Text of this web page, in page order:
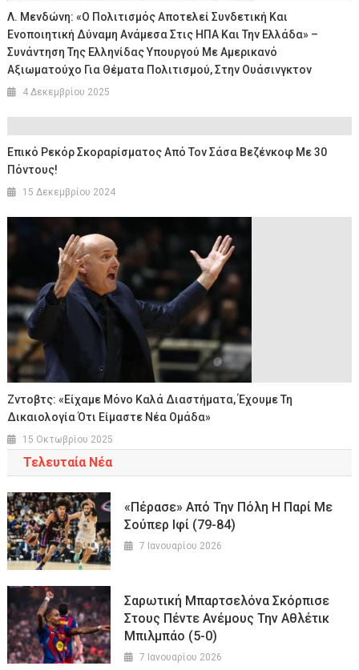
Λ. Μενδώνη: «Ο Πολιτισμός Αποτελεί Συνδετική Και
Ενοποιητική Δύναμη Ανάμεσα Στις ΗΠΑ Και Την Ελλάδα» –
Συνάντηση Της Ελληνίδας Υπουργού Με Αμερικανό
Αξιωματούχο Για Θέματα Πολιτισμού, Στην Ουάσινγκτον
4 Δεκεμβρίου 2025
Επικό Ρεκόρ Σκοραρίσματος Από Τον Σάσα Bεζένκοφ Με 30
Πόντους!
15 Δεκεμβρίου 2024
Ζντοβτς: «Είχαμε Μόνο Καλά Διαστήματα, Έχουμε Τη
Δικαιολογία Ότι Είμαστε Νέα Ομάδα»
15 Οκτωβρίου 2025
Τελευταία Νέα
«Πέρασε» Από Την Πόλη Η Παρί Με
Σούπερ Ιφί (79-84)
7 Ιανουαρίου 2026
Σαρωτική Μπαρτσελόνα Σκόρπισε
Στους Πέντε Ανέμους Την Αθλέτικ
Μπιλμπάο (5-0)
7 Ιανουαρίου 2026